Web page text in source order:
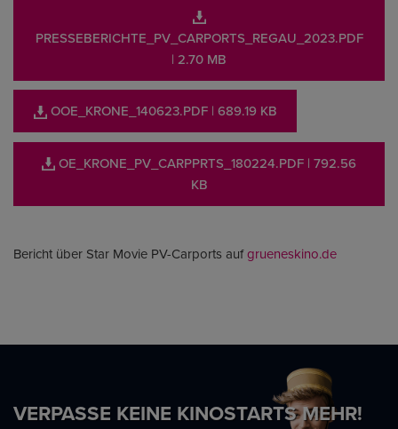
PRESSEBERICHTE_PV_CARPORTS_REGAU_2023.PDF
| 2.70 MB
OOE_KRONE_140623.PDF | 689.19 KB
OE_KRONE_PV_CARPPRTS_180224.PDF | 792.56
KB
Bericht über Star Movie PV-Carports aufgrueneskino.de
VERPASSE KEINE KINOSTARTS MEHR!